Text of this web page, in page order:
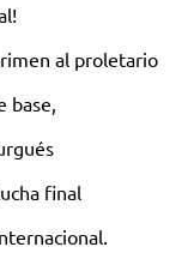
al proletario
base,
final